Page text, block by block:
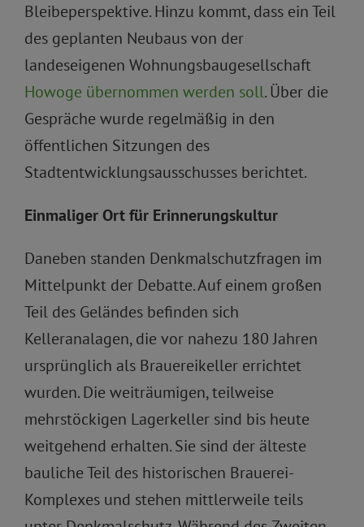
Bleibeperspektive. Hinzu kommt, dass ein Teil
des geplanten Neubaus von der
landeseigenen Wohnungsbaugesellschaft
Howoge übernommen werden soll. Über die
Gespräche wurde regelmäßig in den
öffentlichen Sitzungen des
Stadtentwicklungsausschusses berichtet.
Einmaliger Ort für Erinnerungskultur
Daneben standen Denkmalschutzfragen im
Mittelpunkt der Debatte. Auf einem großen
Teil des Geländes befinden sich
Kelleranalagen, die vor nahezu 180 Jahren
ursprünglich als Brauereikeller errichtet
wurden. Die weiträumigen, teilweise
mehrstöckigen Lagerkeller sind bis heute
weitgehend erhalten. Sie sind der älteste
bauliche Teil des historischen Brauerei-
Komplexes und stehen mittlerweile teils